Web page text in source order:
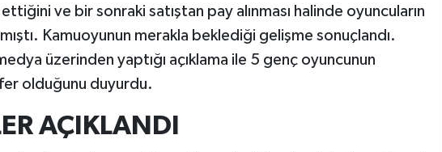
ve bir sonraki satıştan pay alınması halinde oyuncuların
Kamuoyunun merakla beklediği gelişme sonuçlandı.
üzerinden yaptığı açıklama ile 5 genç oyuncunun
olduğunu duyurdu.
AÇIKLANDI